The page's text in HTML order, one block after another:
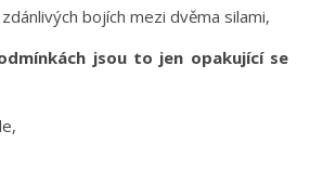
bojích mezi dvěma silami,
jsou to jen opakující se